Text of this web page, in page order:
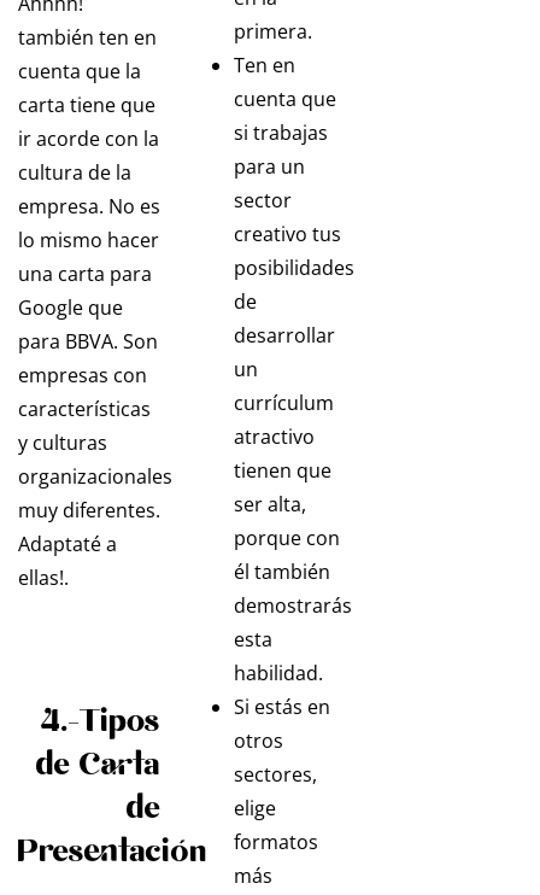
también ten en
cuenta que la
carta tiene que
ir acorde con la
cultura de la
empresa. No es
lo mismo hacer
una carta para
Google que
para BBVA. Son
empresas con
características
y culturas
organizacionales
muy diferentes.
Adaptaté a
ellas!.
4.-Tipos
de Carta
de
Presentación
primera.
Ten en
cuenta que
si trabajas
para un
sector
creativo tus
posibilidades
de
desarrollar
un
currículum
atractivo
tienen que
ser alta,
porque con
él también
demostrarás
esta
habilidad.
Si estás en
otros
sectores,
elige
formatos
más